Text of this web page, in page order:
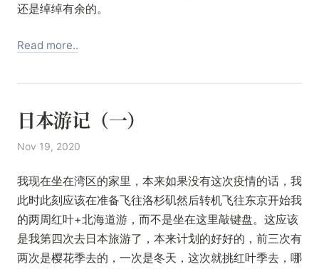
还是绰绰有余的。
Read more..
日本游记（一）
Nov 19, 2020
我现在坐在湾区的家里，本来如果没有这次疫情的话，我
此时此刻应该在准备飞往洛杉矶然后转机飞往东京开始我
的两周红叶+北海道游，而不是坐在这里敲键盘。这应该
是我第四次去日本旅游了，本来计划的好好的，前三次有
两次是樱花季去的，一次是冬天，这次就挑红叶季去，哪